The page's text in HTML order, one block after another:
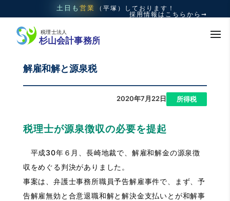
土日も 営業 （平塚）
しております！
採用情報はこちらから➞
解雇和解と源泉税
2020年7月22日 所得税
税理士が源泉徴収の必要を提起
平成30年６月、長崎地裁で、解雇和解金の源泉徴
収をめぐる判決がありました。
事案は、弁護士事務所職員予告解雇事件で、まず、予
告解雇無効と合意退職和解と解決金支払いとが和解事